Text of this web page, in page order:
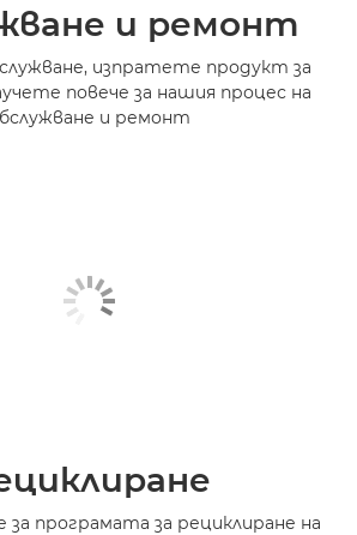
и ремонт
изпратете продукт за
повече за нашия процес на
и ремонт
за програмата за рециклиране на